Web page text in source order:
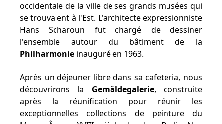
occidentale de la ville de ses grands musées qui
se trouvaient à l'Est. L'architecte expressionniste
Hans Scharoun fut chargé de dessiner
l'ensemble autour du bâtiment de la
Philharmonie inauguré en 1963.
Après un déjeuner libre dans sa cafeteria, nous
découvrirons la Gemäldegalerie, construite
après la réunification pour réunir les
exceptionnelles collections de peinture du